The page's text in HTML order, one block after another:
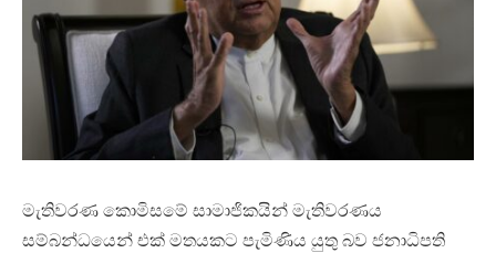
මැතිවරණ කොමිසමේ සාමාජිකයින් මැතිවරණය
සම්බන්ධයෙන් එක් මතයකට පැමිණිය යුතු බව ජනාධිපති